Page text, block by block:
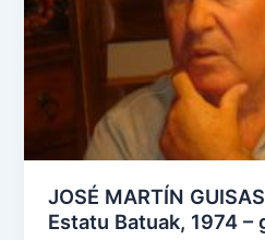
JOSÉ MARTÍN
Estatu Batuak, 1974 –